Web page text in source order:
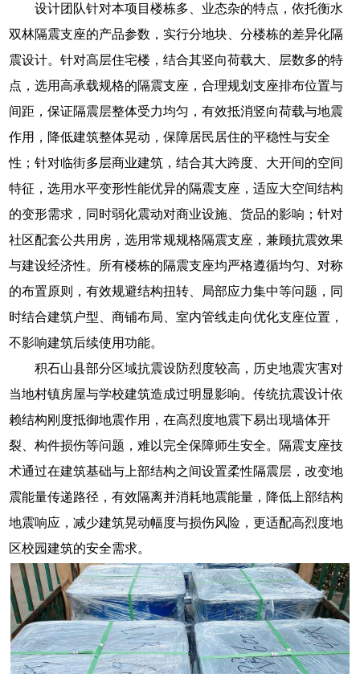
设计团队针对本项目楼栋多、业态杂的特点，依托衡水
双林隔震支座的产品参数，实行分地块、分楼栋的差异化隔
震设计。针对高层住宅楼，结合其竖向荷载大、层数多的特
点，选用高承载规格的隔震支座，合理规划支座排布位置与
间距，保证隔震层整体受力均匀，有效抵消竖向荷载与地震
作用，降低建筑整体晃动，保障居民居住的平稳性与安全
性；针对临街多层商业建筑，结合其大跨度、大开间的空间
特征，选用水平变形性能优异的隔震支座，适应大空间结构
的变形需求，同时弱化震动对商业设施、货品的影响；针对
社区配套公共用房，选用常规规格隔震支座，兼顾抗震效果
与建设经济性。所有楼栋的隔震支座均严格遵循均匀、对称
的布置原则，有效规避结构扭转、局部应力集中等问题，同
时结合建筑户型、商铺布局、室内管线走向优化支座位置，
不影响建筑后续使用功能。
积石山县部分区域抗震设防烈度较高，历史地震灾害对
当地村镇房屋与学校建筑造成过明显影响。传统抗震设计依
赖结构刚度抵御地震作用，在高烈度地震下易出现墙体开
裂、构件损伤等问题，难以完全保障师生安全。隔震支座技
术通过在建筑基础与上部结构之间设置柔性隔震层，改变地
震能量传递路径，有效隔离并消耗地震能量，降低上部结构
地震响应，减少建筑晃动幅度与损伤风险，更适配高烈度地
区校园建筑的安全需求。